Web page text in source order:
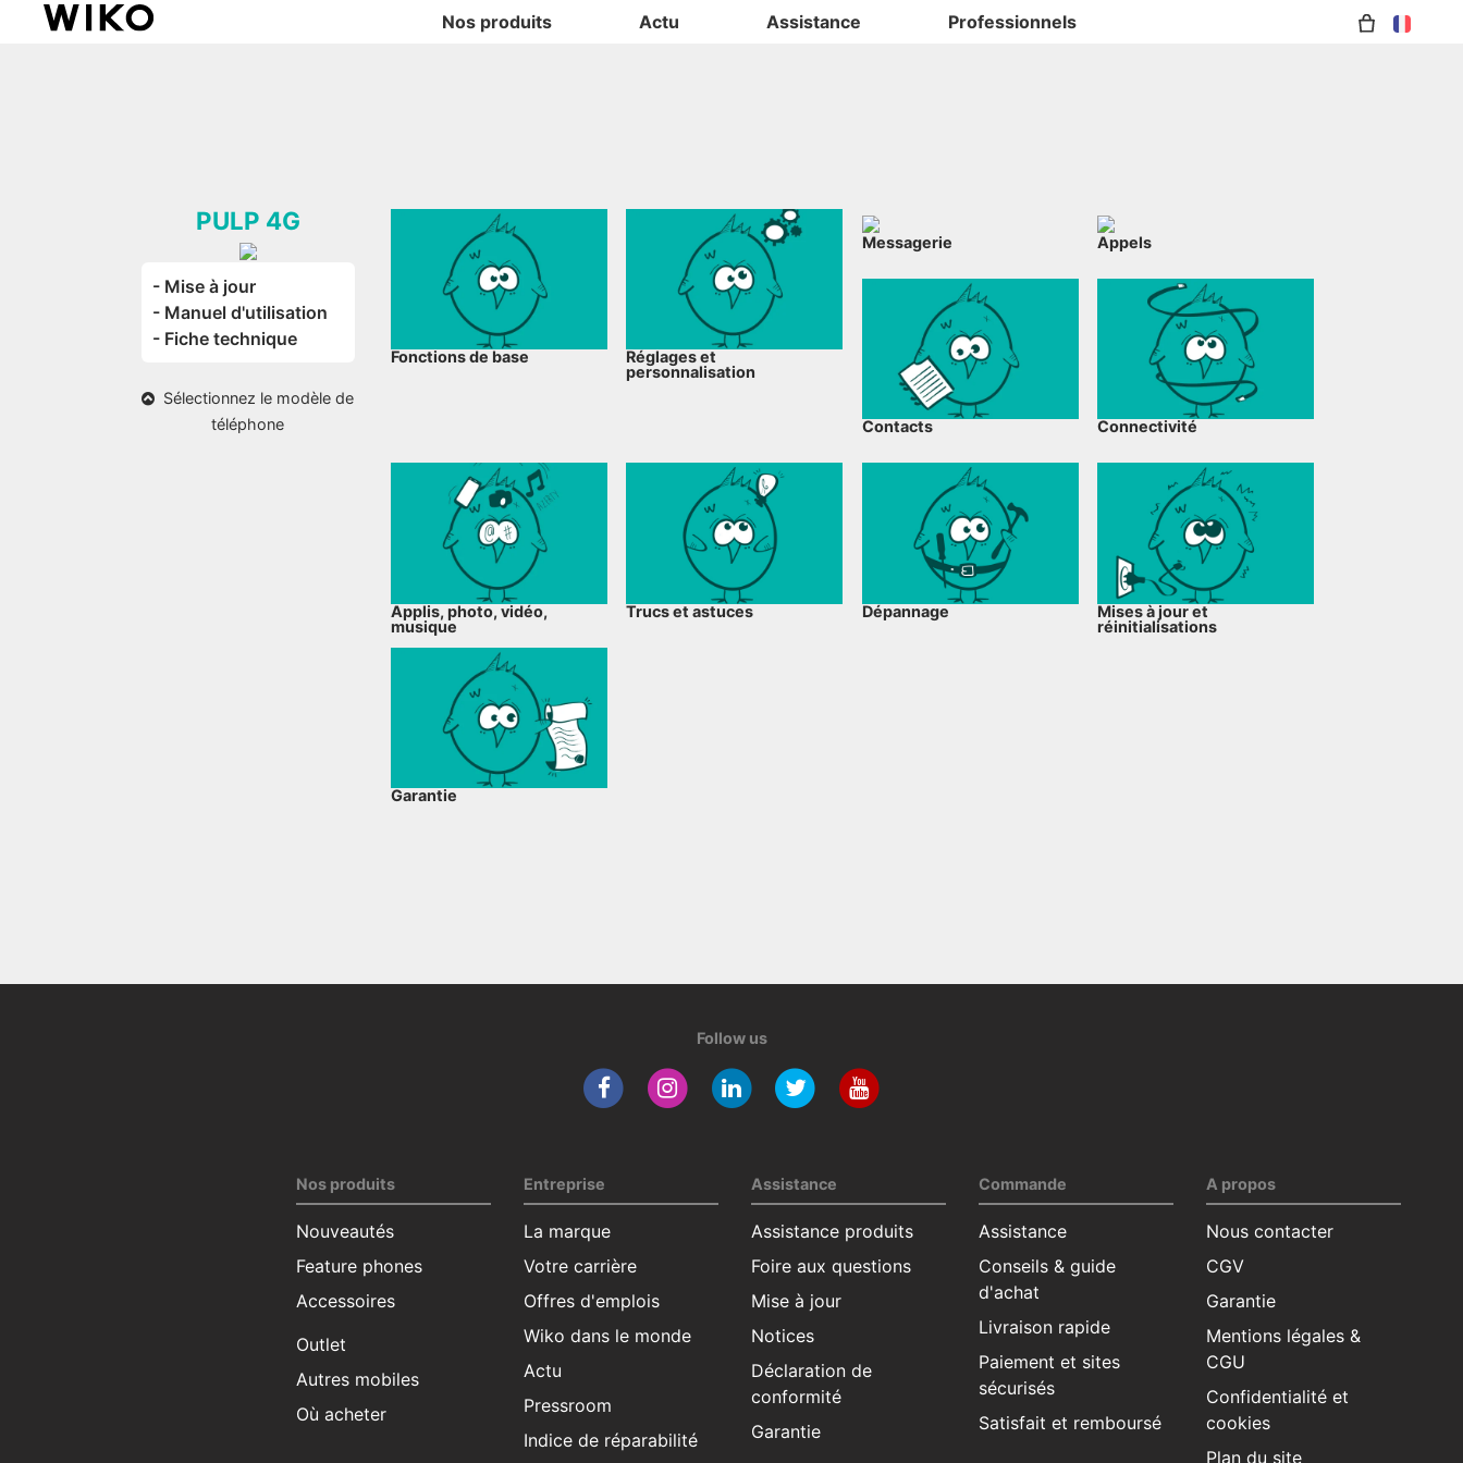
Nos produits Actu Assistance Professionnels
PULP 4G
- Mise à jour
- Manuel d'utilisation
- Fiche technique
Sélectionnez le modèle de
téléphone
Fonctions de base
Réglages et
personnalisation
Messagerie Appels
Contacts Connectivité
Applis, photo, vidéo,
musique
Trucs et astuces Dépannage
Mises à jour et
réinitialisations
Garantie
Follow us
Nos produits
Nouveautés
Feature phones
Accessoires
Outlet
Autres mobiles
Où acheter
Entreprise
La marque
Votre carrière
Offres d'emplois
Wiko dans le monde
Actu
Pressroom
Indice de réparabilité
Assistance
Assistance produits
Foire aux questions
Mise à jour
Notices
Déclaration de
conformité
Garantie
Commande
Assistance
Conseils & guide
d'achat
Livraison rapide
Paiement et sites
sécurisés
Satisfait et remboursé
A propos
Nous contacter
CGV
Garantie
Mentions légales &
CGU
Confidentialité et
cookies
Plan du site